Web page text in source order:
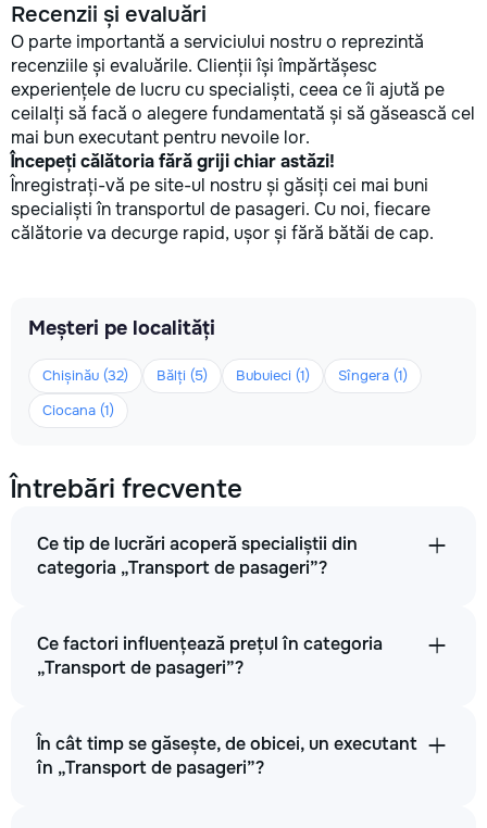
Recenzii și evaluări
O parte importantă a serviciului nostru o reprezintă
recenziile și evaluările. Clienții își împărtășesc
experiențele de lucru cu specialiști, ceea ce îi ajută pe
ceilalți să facă o alegere fundamentată și să găsească cel
mai bun executant pentru nevoile lor.
Începeți călătoria fără griji chiar astăzi!
Înregistrați-vă pe site-ul nostru și găsiți cei mai buni
specialiști în transportul de pasageri. Cu noi, fiecare
călătorie va decurge rapid, ușor și fără bătăi de cap.
Meșteri pe localități
Chișinău (32) Bălți (5) Bubuieci (1)
Sîngera (1)
Ciocana (1)
Întrebări frecvente
Ce tip de lucrări acoperă specialiștii din
categoria „Transport de pasageri”?
Ce factori influențează prețul în categoria
„Transport de pasageri”?
În cât timp se găsește, de obicei, un executant
în „Transport de pasageri”?